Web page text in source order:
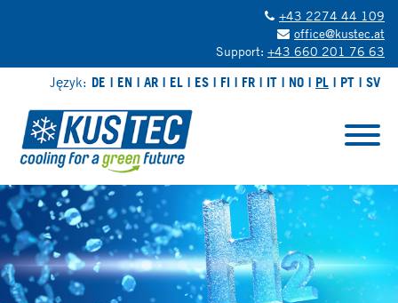
+43 2274 44 109
office@kustec.at
Support: +43 660 201 76 63
Język: DE EN AR EL ES FI FR IT NO PL PT SV